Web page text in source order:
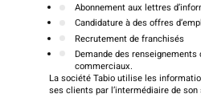
Abonnement aux lettres
Candidature à des offres
Recrutement de franchisés
Demande des
commerciaux.
La société Tabio utilise les
ses clients par l’intermédiaire de